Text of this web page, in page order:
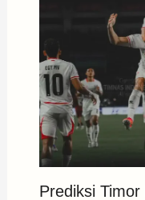
Prediksi